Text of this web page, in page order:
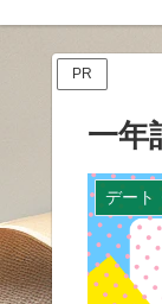
PR
一年
デート